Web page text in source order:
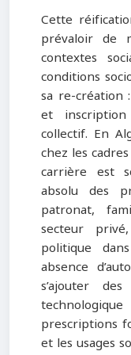
Cette
prévaloir de
contextes
conditions
sa re-création
et
collectif. En
chez les
carrière est
absolu des
patronat,
secteur
politique
absence
s’ajouter
prescriptions
et les usages